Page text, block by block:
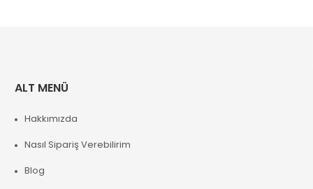
ALT MENÜ
Hakkımızda
Nasıl Sipariş Verebilirim
Blog